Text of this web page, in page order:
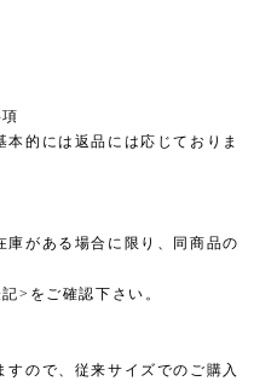
的には返品には応じておりま
がある場合に限り、同商品の
>をご確認下さい。
ので、従来サイズでのご購入